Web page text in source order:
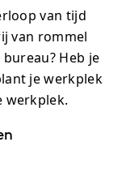
van tijd
van rommel
Heb je
je werkplek
werkplek.